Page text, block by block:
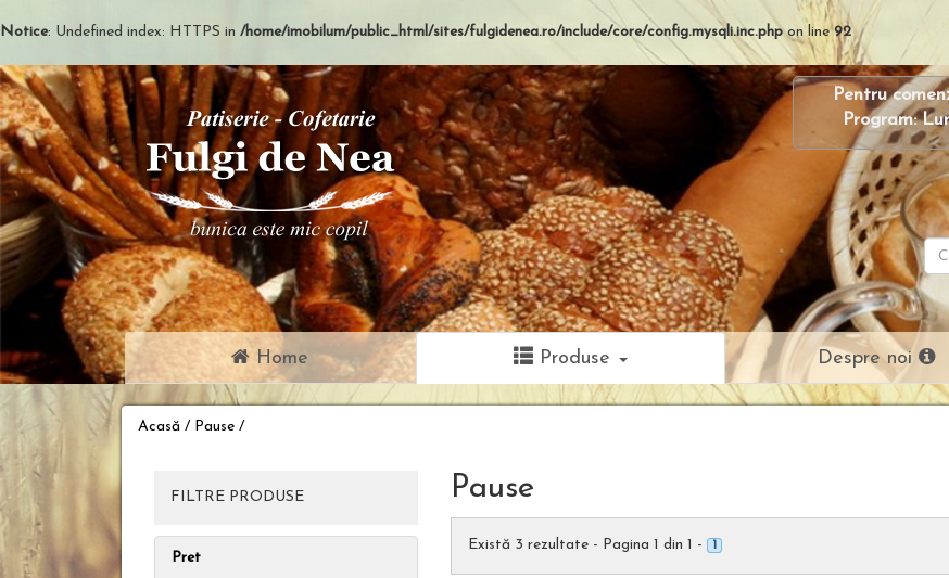
Notice: Undefined index: HTTPS in /home/imobilum/public_html/sites/fulgidenea.ro/include/core/config.mysqli.inc.phpon line92
Pentru
Program:
Home Produse Despre noi
Acasă / Pause /
FILTRE PRODUSE
Pret
Pause
Există 3 rezultate - Pagina 1 din 1 - 1